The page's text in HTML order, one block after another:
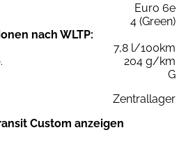
Euro 6e
4 (Green)
nach WLTP:
7,8 l/100km
204 g/km
G
Zentrallager
Custom anzeigen